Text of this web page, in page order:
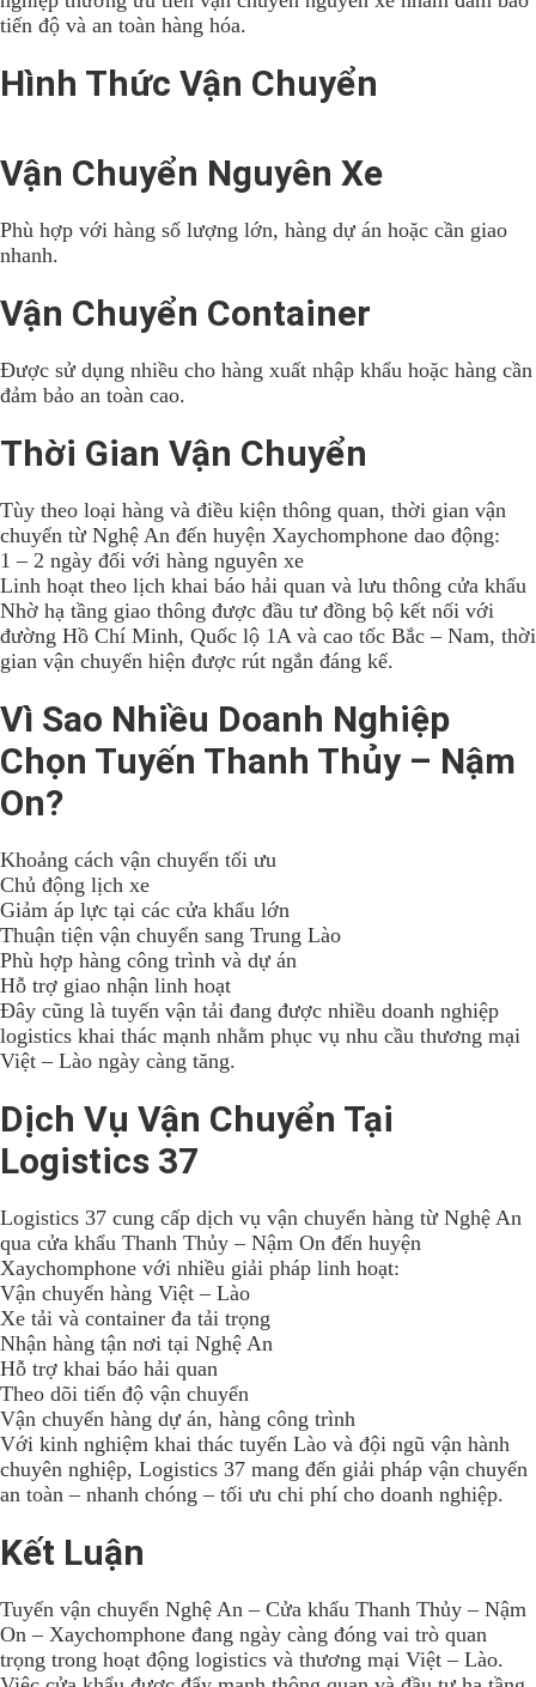
tiến độ và an toàn hàng hóa.
Hình Thức Vận Chuyển
Vận Chuyển Nguyên Xe
Phù hợp với hàng số lượng lớn, hàng dự án hoặc cần giao
nhanh.
Vận Chuyển Container
Được sử dụng nhiều cho hàng xuất nhập khẩu hoặc hàng cần
đảm bảo an toàn cao.
Thời Gian Vận Chuyển
Tùy theo loại hàng và điều kiện thông quan, thời gian vận
chuyển từ Nghệ An đến huyện Xaychomphone dao động:
1 – 2 ngày đối với hàng nguyên xe
Linh hoạt theo lịch khai báo hải quan và lưu thông cửa khẩu
Nhờ hạ tầng giao thông được đầu tư đồng bộ kết nối với
đường Hồ Chí Minh, Quốc lộ 1A và cao tốc Bắc – Nam, thời
gian vận chuyển hiện được rút ngắn đáng kể.
Vì Sao Nhiều Doanh Nghiệp
Chọn Tuyến Thanh Thủy – Nậm
On?
Khoảng cách vận chuyển tối ưu
Chủ động lịch xe
Giảm áp lực tại các cửa khẩu lớn
Thuận tiện vận chuyển sang Trung Lào
Phù hợp hàng công trình và dự án
Hỗ trợ giao nhận linh hoạt
Đây cũng là tuyến vận tải đang được nhiều doanh nghiệp
logistics khai thác mạnh nhằm phục vụ nhu cầu thương mại
Việt – Lào ngày càng tăng.
Dịch Vụ Vận Chuyển Tại
Logistics 37
Logistics 37 cung cấp dịch vụ vận chuyển hàng từ Nghệ An
qua cửa khẩu Thanh Thủy – Nậm On đến huyện
Xaychomphone với nhiều giải pháp linh hoạt:
Vận chuyển hàng Việt – Lào
Xe tải và container đa tải trọng
Nhận hàng tận nơi tại Nghệ An
Hỗ trợ khai báo hải quan
Theo dõi tiến độ vận chuyển
Vận chuyển hàng dự án, hàng công trình
Với kinh nghiệm khai thác tuyến Lào và đội ngũ vận hành
chuyên nghiệp, Logistics 37 mang đến giải pháp vận chuyển
an toàn – nhanh chóng – tối ưu chi phí cho doanh nghiệp.
Kết Luận
Tuyến vận chuyển Nghệ An – Cửa khẩu Thanh Thủy – Nậm
On – Xaychomphone đang ngày càng đóng vai trò quan
trọng trong hoạt động logistics và thương mại Việt – Lào.